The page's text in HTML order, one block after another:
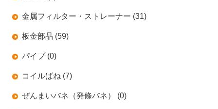
金属フィルター・ストレーナー (31)
板金部品 (59)
パイプ (0)
コイルばね (7)
ぜんまいバネ（発條バネ） (0)